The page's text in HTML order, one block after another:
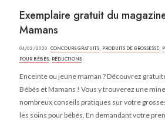
Exemplaire gratuit du
Mamans
04/02/2020 ·CONCOURS GRATUITS, PRODUITS DE GROSSESSE,
POUR BÉBÉS, RÉDUCTIONS
Enceinte ou jeune maman ? Découvrez
Bébés et Mamans ! Vous y trouverez une
nombreux conseils pratiques sur votre
les soins pour bébés. En demandant votre